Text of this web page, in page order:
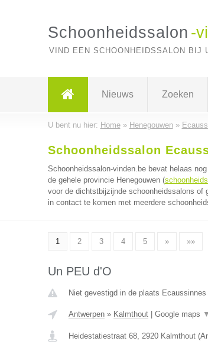
Schoonheidssalon -
VIND EEN SCHOONHEIDSSALON BIJ
Nieuws Zoeken
U bent nu hier: Home» Henegouwen»
Schoonheidssalon
Schoonheidssalon-vinden.be bevat helaas
de gehele provincie Henegouwen (
voor de dichtstbijzijnde schoonheidssalons of
in contact te komen met meerdere
1 2 3 4 5 » »»
Un PEU d'O
Niet gevestigd in de plaats
Antwerpen» Kalmthout| Google maps ▼
Heidestatiestraat 68, 2920 Kalmthout(